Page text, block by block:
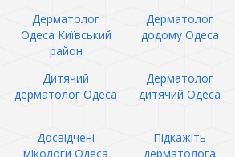
Дерматолог
Одеса Київський
район
Дерматолог
додому Одеса
Дитячий
дерматолог Одеса
Дерматолог
дитячий Одеса
Досвідчені
мікологи Одеса
Підкажіть
дерматолога